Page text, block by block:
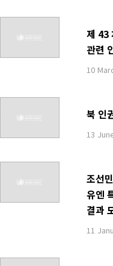
제 43
관련
10
북 인
13
조선
유엔
결과
11